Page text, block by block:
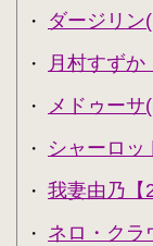
・ ダージリン
・ 月村すずか
・ メドゥーサ
・ シャーロッ
・ 我妻由乃【
・ ネロ・クラ